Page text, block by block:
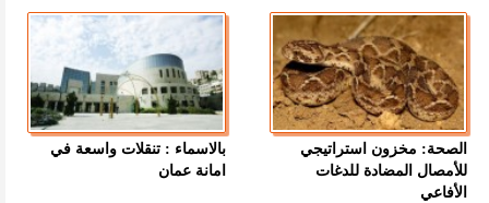
الصحة: مخزون استراتيجي
للأمصال المضادة للدغات
الأفاعي
بالاسماء : تنقلات واسعة في
امانة عمان